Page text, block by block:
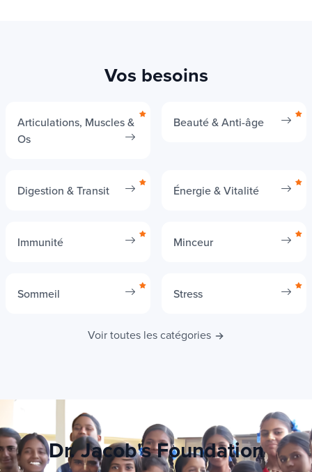
Vos besoins
Articulations, Muscles &
Os
Beauté & Anti-âge
Digestion & Transit Énergie & Vitalité
Immunité Minceur
Sommeil Stress
Voir toutes les catégories
Dr. Jacob's Foundation